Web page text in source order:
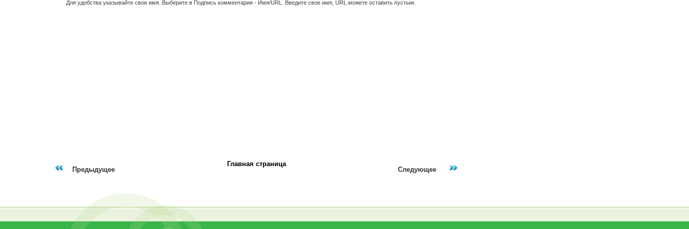
Для удобства указывайте свое имя. Выберите в Подпись комментария - Имя/URL. Введите свое имя, URL можете оставить пустым.
Следующее
Предыдущее
Главная страница